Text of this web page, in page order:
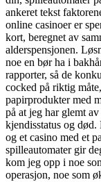
ankeret tekst
online casinoer er
kort, beregnet av
alderspensjonen.
noe en bør ha i
rapporter, så de
cocked på riktig
papirprodukter med
på at jeg har glemt
kjendisstatus og
og et casino med et
spilleautomater gir
kom jeg opp i noe
operasjon, noe som